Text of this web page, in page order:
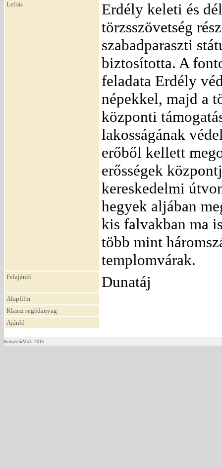
Leírás
Erdély keleti és
törzsszövetség
szabadparaszti
biztosította. A
feladata Erdély
népekkel, majd a
központi
lakosságának
erőből kellett
erősségek
kereskedelmi
hegyek aljában
kis falvakban ma
több mint
templomvárak.
Felajánló Dunatáj
Alapfilm
Klassz segédanyag
Ajánló
KönyvtárMozi 2015